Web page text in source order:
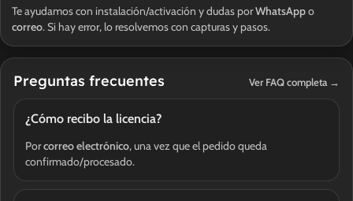
Te ayudamos con instalación/activación y dudas porWhatsAppo
correo. Si hay error, lo resolvemos con capturas y pasos.
Preguntas frecuentes Ver FAQ completa →
¿Cómo recibo la licencia?
Porcorreo electrónico, una vez que el pedido queda
confirmado/procesado.